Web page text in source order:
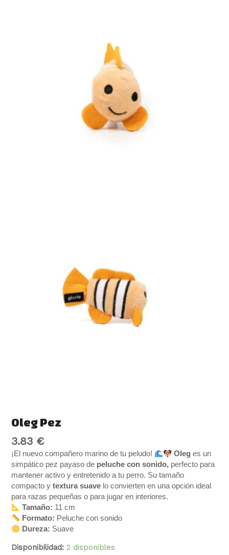
Oleg Pez
3.83 €
¡El nuevo compañero marino de tu peludo! Oleg es un
simpático pez payaso de peluche con sonido, perfecto para
mantener activo y entretenido a tu perro. Su tamaño
compacto ytextura suave lo convierten en una opción ideal
para razas pequeñas o para jugar en interiores.
Tamaño: 11 cm
Formato: Peluche con sonido
Dureza: Suave
Disponibilidad: 2 disponibles